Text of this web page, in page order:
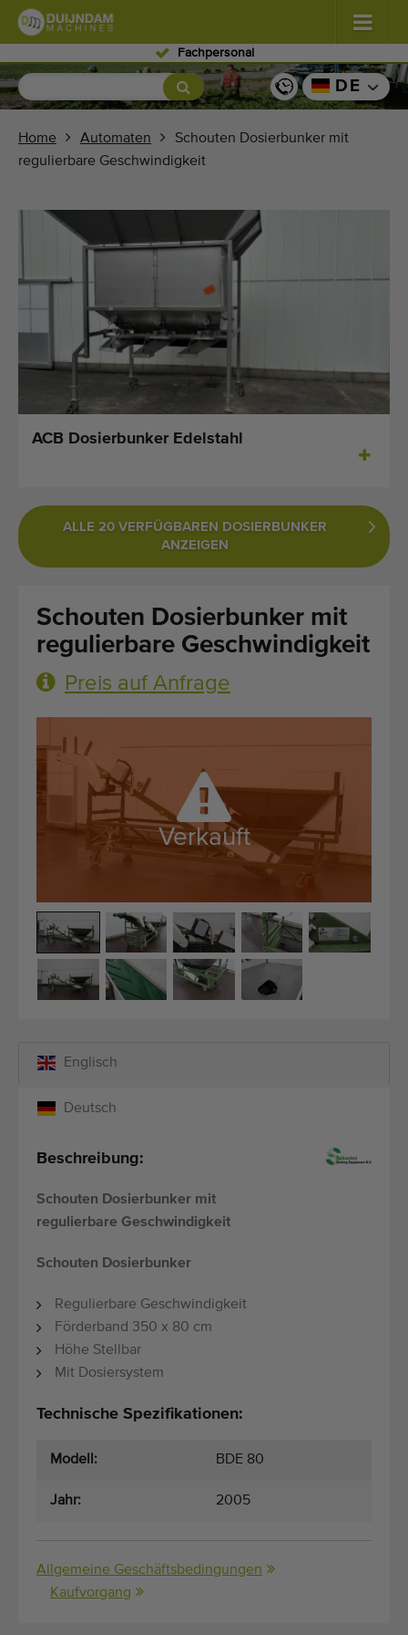
Fachpersonal
Blumen und Pflanzen (577)
Gewächshausgemüse (347)
Obst (333)
Förderbänder (438)
Suche nach Typ
Zuletzt gesehen Maschinen
Importieren einer Maschine
Automaten
Uber uns
FAQ
Qualitätsgeräte
Fachpersonal
Seit 1977
DE
Home Automaten
Schouten Dosierbunker mit
regulierbare Geschwindigkeit
ACB Dosierbunker Edelstahl
ALLE 20 VERFÜGBAREN DOSIERBUNKER
ANZEIGEN
Schouten Dosierbunker mit
regulierbare Geschwindigkeit
Preis auf Anfrage
Verkauft
Deutsch
Englisch
Beschreibung:
Schouten Dosierbunker mit
regulierbare Geschwindigkeit
Schouten Dosierbunker
Regulierbare Geschwindigkeit
Förderband 350 x 80 cm
Höhe Stellbar
Mit Dosiersystem
Technische Spezifikationen:
Modell: BDE 80
Jahr: 2005
Allgemeine Geschäftsbedingungen
Kaufvorgang